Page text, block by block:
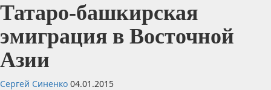
Татаро-башкирская
эмиграция в Восточной
Азии
Сергей Синенко 04.01.2015